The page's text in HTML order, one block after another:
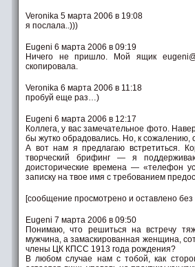
Veronika 5 марта 2006 в 19:08
я послала..)))
Eugeni 6 марта 2006 в 09:19
Ничего не пришло. Мой ящик
скопировала.
Veronika 6 марта 2006 в 11:18
пробуй еще раз…)
Eugeni 6 марта 2006 в 12:17
Коллега, у вас замечательное фото.
бы жутко обрадовались. Но, к сожалению,
А вот нам я предлагаю встретиться.
творческий брифинг — я
доисторические времена — «телефон
записку на твое имя с требованием
[сообщение просмотрено и оставлено
Eugeni 7 марта 2006 в 09:50
Понимаю, что решиться на встречу
мужчина, а замаскированная женщина,
члены ЦК КПСС 1913 года рождения?
В любом случае нам с тобой, как